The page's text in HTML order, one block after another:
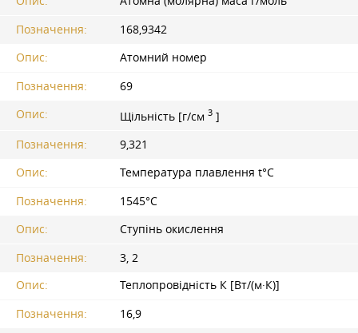
Позначення:
168,9342
Опис:
Атомний номер
Позначення:
69
Опис:
Щільність [г/см 3 ]
Позначення:
9,321
Опис:
Температура плавлення t°С
Позначення:
1545°С
Опис:
Ступінь окислення
Позначення:
3, 2
Опис:
Теплопровідність К [Вт/(м·К)]
Позначення:
16,9